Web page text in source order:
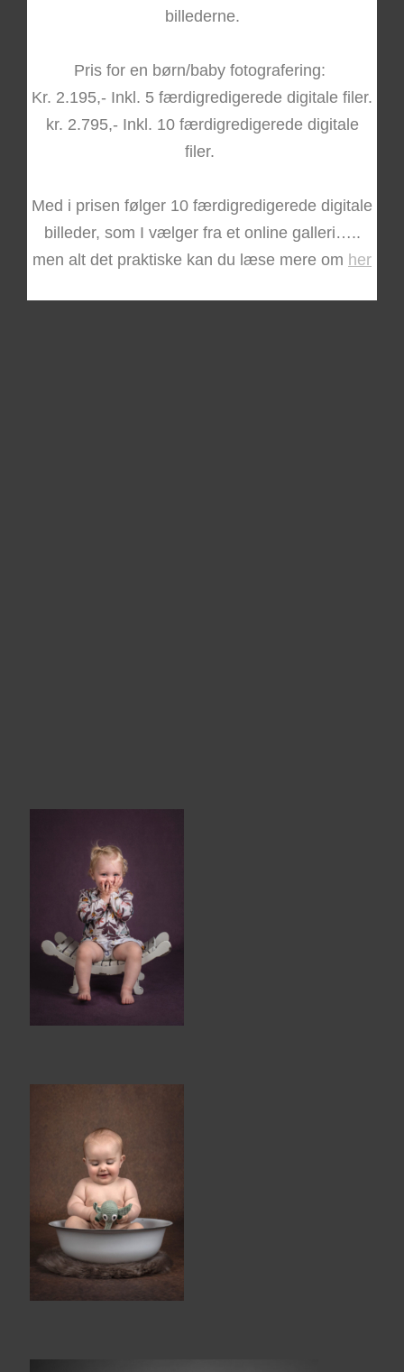
billederne.
Pris for en børn/baby fotografering:
Kr. 2.195,- Inkl. 5 færdigredigerede digitale filer.
kr. 2.795,- Inkl. 10 færdigredigerede digitale
filer.
Med i prisen følger 10 færdigredigerede digitale
billeder, som I vælger fra et online galleri…..
men alt det praktiske kan du læse mere om her